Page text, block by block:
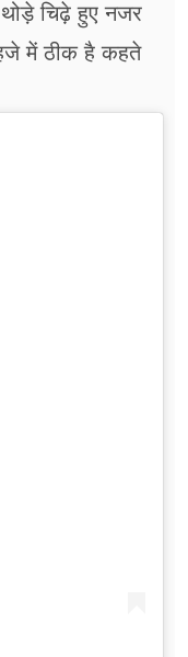
चिढ़े हुए नजर
में ठीक है कहते